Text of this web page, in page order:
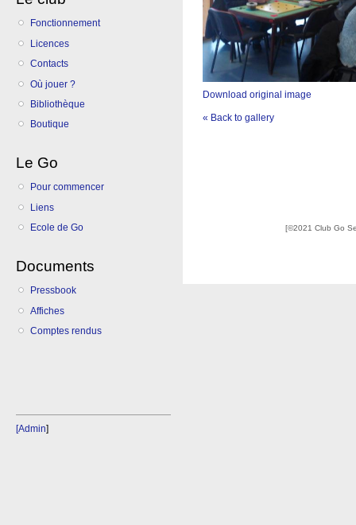
Fonctionnement
Licences
Contacts
Où jouer ?
Bibliothèque
Boutique
Le Go
Pour commencer
Liens
Ecole de Go
Documents
Pressbook
Affiches
Comptes rendus
[Admin]
Download original image
« Back to gallery
[©2021 Club Go